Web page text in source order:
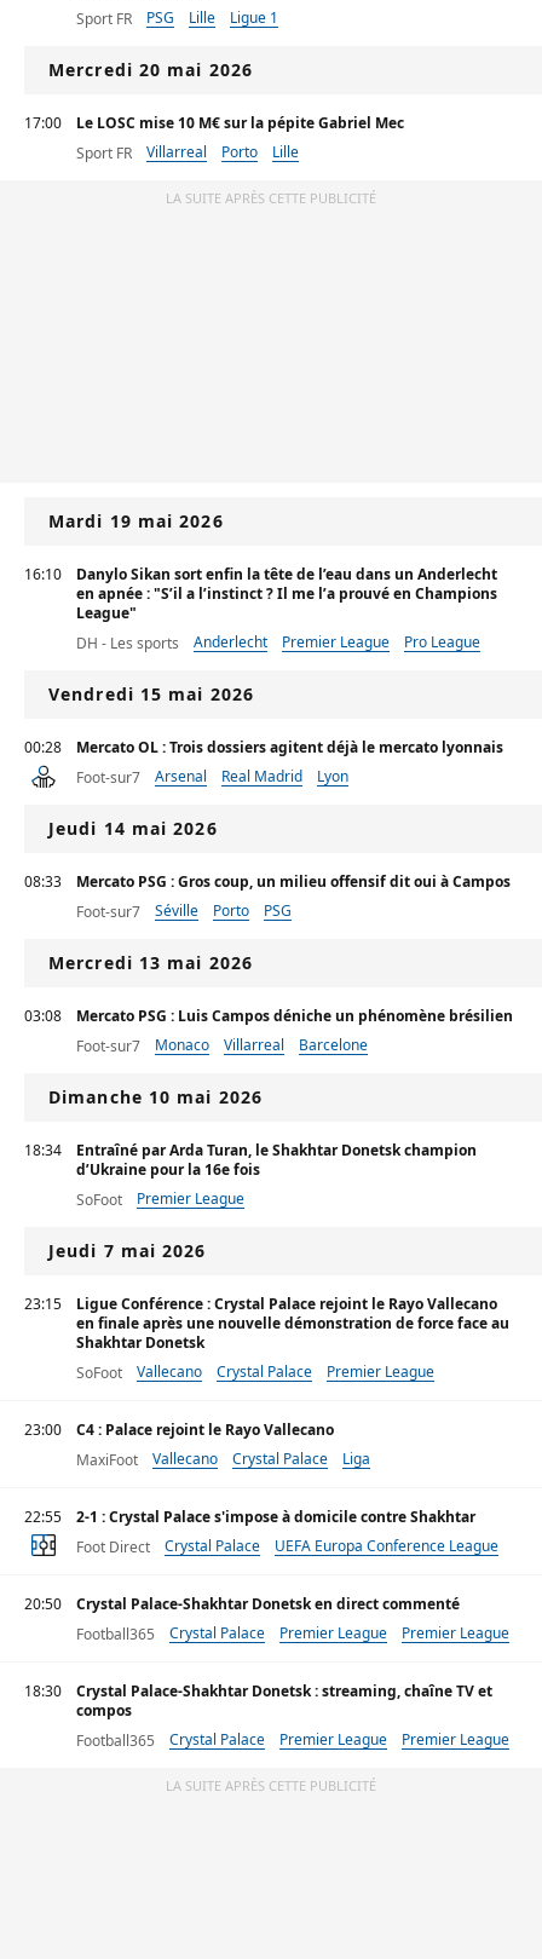
Sport FR
PSG Lille Ligue 1
Mercredi 20 mai 2026
17:00
Le LOSC mise 10 M€ sur la pépite Gabriel Mec
Sport FR
Villarreal Porto Lille
LA SUITE APRÈS CETTE PUBLICITÉ
Mardi 19 mai 2026
16:10
Danylo Sikan sort enfin la tête de l’eau dans un Anderlecht
en apnée : "S’il a l’instinct ? Il me l’a prouvé en Champions
League"
DH - Les sports
Anderlecht Premier League Pro League
Vendredi 15 mai 2026
00:28
Mercato OL : Trois dossiers agitent déjà le mercato lyonnais
Foot-sur7
Arsenal Real Madrid Lyon
Jeudi 14 mai 2026
08:33
Mercato PSG : Gros coup, un milieu offensif dit oui à Campos
Foot-sur7
Séville Porto PSG
Mercredi 13 mai 2026
03:08
Mercato PSG : Luis Campos déniche un phénomène brésilien
Foot-sur7
Monaco Villarreal Barcelone
Dimanche 10 mai 2026
18:34
Entraîné par Arda Turan, le Shakhtar Donetsk champion
d’Ukraine pour la 16e fois
SoFoot
Premier League
Jeudi 7 mai 2026
23:15
Ligue Conférence : Crystal Palace rejoint le Rayo Vallecano
en finale après une nouvelle démonstration de force face au
Shakhtar Donetsk
SoFoot
Vallecano Crystal Palace Premier League
23:00
C4 : Palace rejoint le Rayo Vallecano
MaxiFoot
Vallecano Crystal Palace Liga
22:55
2-1 : Crystal Palace s'impose à domicile contre Shakhtar
Foot Direct
Crystal Palace
UEFA Europa Conference League
20:50
Crystal Palace-Shakhtar Donetsk en direct commenté
Football365
Crystal Palace Premier League Premier League
18:30
Crystal Palace-Shakhtar Donetsk : streaming, chaîne TV et
compos
Football365
Crystal Palace Premier League Premier League
LA SUITE APRÈS CETTE PUBLICITÉ